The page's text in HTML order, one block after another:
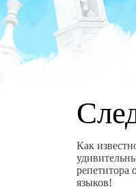
Как
репетитора
языков!